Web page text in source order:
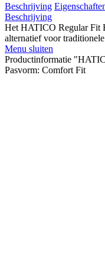
Beschrijving
Beschrijving
Het HATICO Regular Fit
alternatief voor
Menu sluiten
Productinformatie
Pasvorm: Comfort Fit